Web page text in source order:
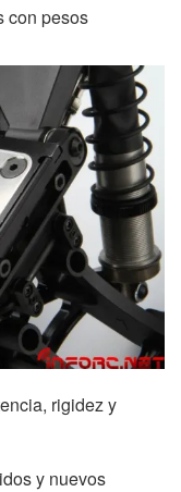
con pesos
rigidez y
y nuevos